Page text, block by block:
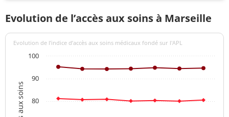
Evolution de l’accès aux soins à Marseille
Evolution de l’indice d’accès aux soins médicaux fondé sur l'APL
80
90
100